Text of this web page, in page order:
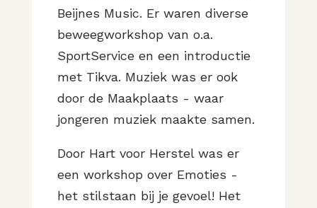
Beijnes Music. Er waren diverse
beweegworkshop van o.a.
SportService en een introductie
met Tikva. Muziek was er ook
door de Maakplaats - waar
jongeren muziek maakte samen.
Door Hart voor Herstel was er
een workshop over Emoties -
het stilstaan bij je gevoel! Het